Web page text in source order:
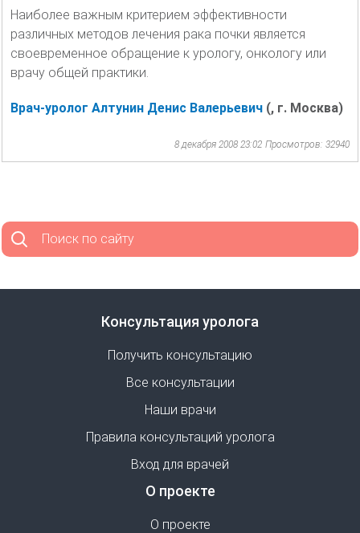
Наиболее важным критерием эффективности
различных методов лечения рака почки является
своевременное обращение к урологу, онкологу или
врачу общей практики.
Врач-уролог Алтунин Денис Валерьевич (, г. Москва)
8 декабря 2008 23:02 Просмотров: 32940
Поиск по сайту
Консультация уролога
Получить консультацию
Все консультации
Наши врачи
Правила консультаций уролога
Вход для врачей
О проекте
О проекте